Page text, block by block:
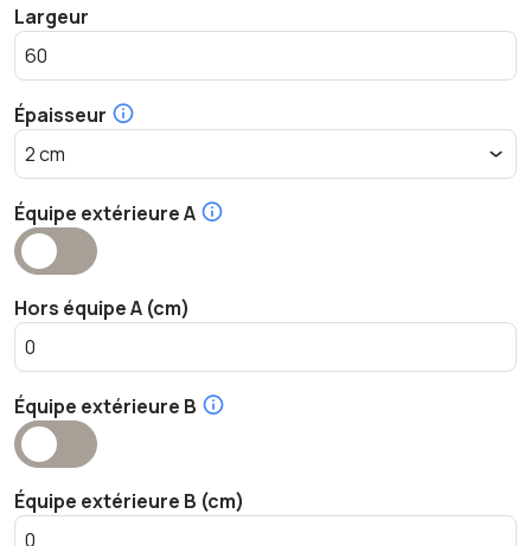
Largeur
Épaisseur
Équipe extérieure A
Hors équipe A (cm)
Équipe extérieure B
Équipe extérieure B (cm)